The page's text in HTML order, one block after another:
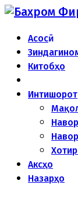
Асосӣ
Китобҳо
Интишорот
Аксҳо
Назарҳо